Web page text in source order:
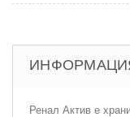
Ренал Актив е